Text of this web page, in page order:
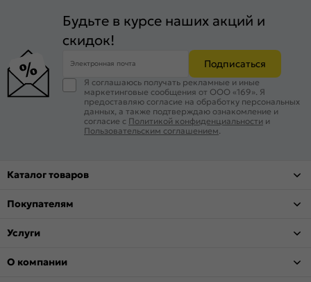
Будьте в курсе наших акций и
скидок!
Электронная почта Подписаться
Я соглашаюсь получать рекламные и иные
маркетинговые сообщения от ООО «169». Я
предоставляю согласие на обработку персональных
данных, а также подтверждаю ознакомление и
согласие с Политикой конфиденциальности и
Пользовательским соглашением
Каталог товаров
Покупателям
Услуги
О компании